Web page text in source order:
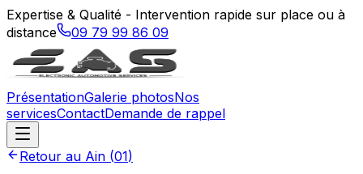
Expertise & Qualité - Intervention rapide sur place ou à
distance
09 79 99 86 09
PrésentationGalerie photosNos
servicesContactDemande de rappel
Retour au Ain (01)